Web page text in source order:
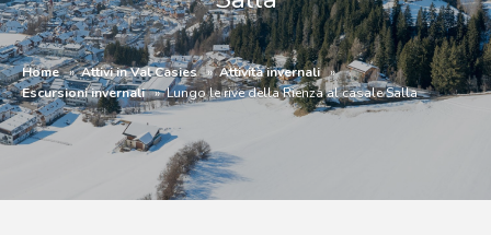
Home Attivi in Val Casies
Attività invernali
Escursioni invernali
Lungo le rive della Rienza al casale Salla